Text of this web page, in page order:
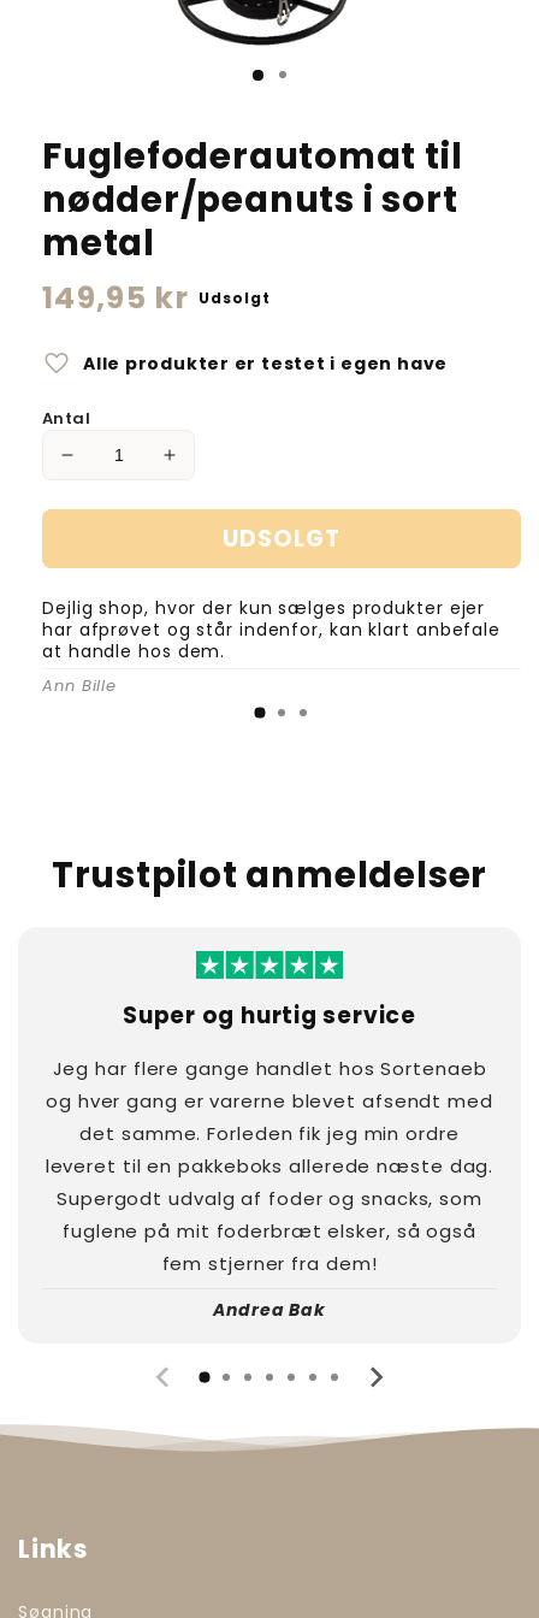
Fuglefoderautomat til
nødder/peanuts i sort
metal
Normalpris
149,95 kr Udsolgt
favorite Alle produkter er testet i egen have
Antal
Reducer
for
Fuglefoderautomat
til
i
sort
Øg
for
Fuglefoderautomat
til
i
sort
UDSOLGT
Dejlig shop, hvor der kun sælges produkter ejer
har afprøvet og står indenfor, kan klart anbefale
at handle hos dem.
Ann Bille
Trustpilot anmeldelser
Super og hurtig service
Jeg har flere gange handlet hos Sortenaeb
og hver gang er varerne blevet afsendt med
det samme. Forleden fik jeg min ordre
leveret til en pakkeboks allerede næste dag.
Supergodt udvalg af foder og snacks, som
fuglene på mit foderbræt elsker, så også
fem stjerner fra dem!
Andrea Bak
Links
Søgning